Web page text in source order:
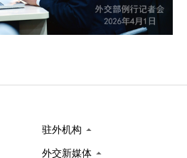
驻外机构
外交新媒体